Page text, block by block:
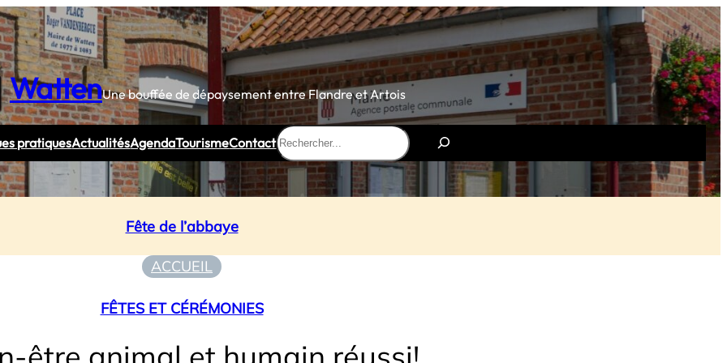
WattenUne bouffée de dépaysement entre Flandre et Artois
pratiquesActualitésAgendaTourismeContact
Rechercher
Fête de l’abbaye
ACCUEIL
FÊTES ET CÉRÉMONIES